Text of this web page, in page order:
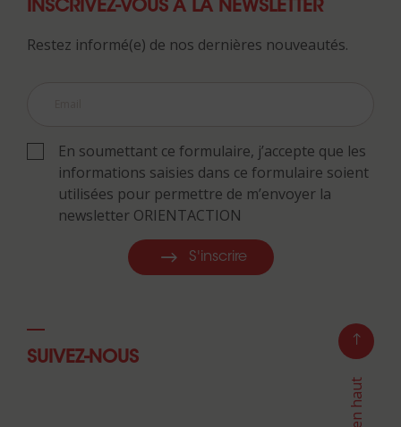
INSCRIVEZ-VOUS À LA NEWSLETTER
Restez informé(e) de nos dernières nouveautés.
En soumettant ce formulaire, j’accepte que les
informations saisies dans ce formulaire soient
utilisées pour permettre de m’envoyer la
newsletter ORIENTACTION
S'inscrire
SUIVEZ-NOUS